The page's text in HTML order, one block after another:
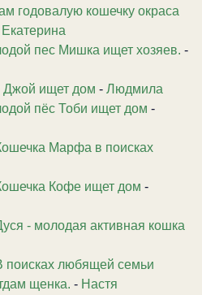
годовалую кошечку окраса
Екатерина
пес Мишка ищет хозяев. -
Джой ищет дом - Людмила
пёс Тоби ищет дом -
Марфа в поисках
Кофе ищет дом -
- молодая активная кошка
поисках любящей семьи
щенка. - Настя